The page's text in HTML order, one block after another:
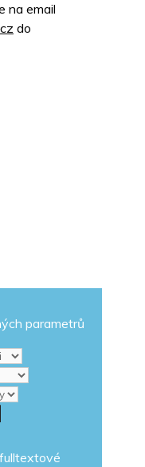
na email
do
parametrů